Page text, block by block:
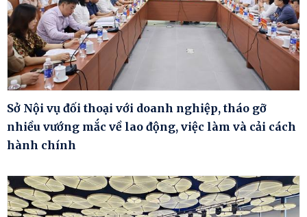
Sở Nội vụ đối thoại với doanh nghiệp, tháo gỡ
nhiều vướng mắc về lao động, việc làm và cải cách
hành chính